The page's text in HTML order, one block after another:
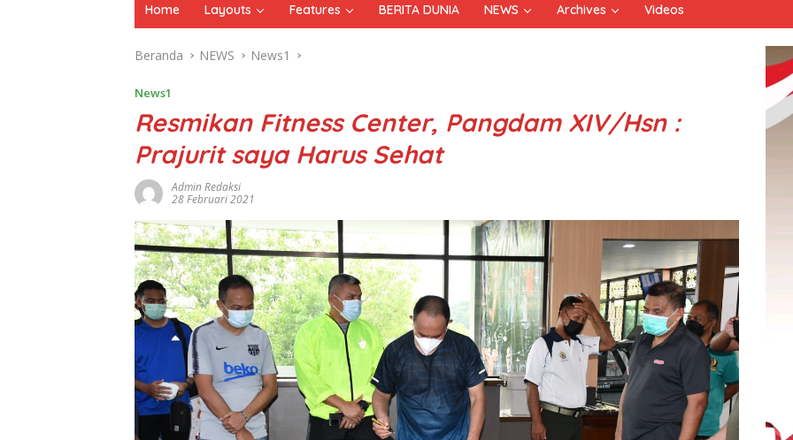
Home Layouts Features BERITA DUNIA NEWS Archives Videos
Beranda NEWS News1
News1
Resmikan Fitness Center, Pangdam XIV/Hsn :
Prajurit saya Harus Sehat
Admin Redaksi
28 Februari 2021